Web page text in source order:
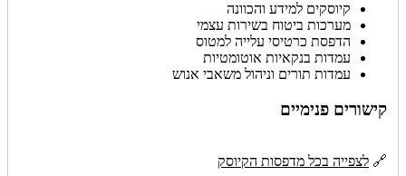
קיוסקים למידע והכוונה
מערכות ביטוח בשירות עצמי
הדפסת כרטיסי עלייה למטוס
עמדות בנקאיות אוטומטיות
עמדות תורים וניהול משאבי אנוש
קישורים פנימיים
🔗 לצפייה בכל מדפסות הקיוסק